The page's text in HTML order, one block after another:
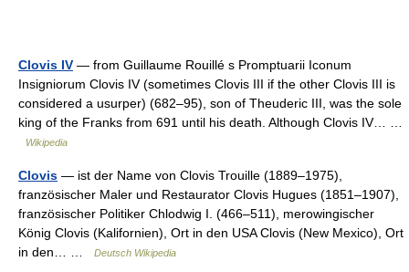
Clovis IV — from Guillaume Rouillé s Promptuarii Iconum
Insigniorum Clovis IV (sometimes Clovis III if the other Clovis III is
considered a usurper) (682–95), son of Theuderic III, was the sole
king of the Franks from 691 until his death. Although Clovis IV… …
Wikipedia
Clovis — ist der Name von Clovis Trouille (1889–1975),
französischer Maler und Restaurator Clovis Hugues (1851–1907),
französischer Politiker Chlodwig I. (466–511), merowingischer
König Clovis (Kalifornien), Ort in den USA Clovis (New Mexico), Ort
in den… …
Deutsch Wikipedia